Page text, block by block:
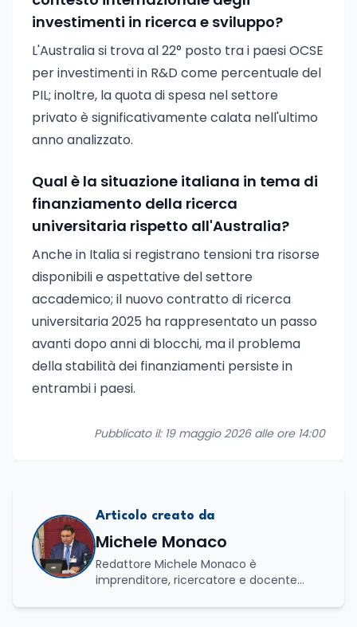
investimenti in ricerca e sviluppo?
L'Australia si trova al 22° posto tra i paesi OCSE
per investimenti in R&D come percentuale del
PIL; inoltre, la quota di spesa nel settore
privato è significativamente calata nell'ultimo
anno analizzato.
Qual è la situazione italiana in tema di
finanziamento della ricerca
universitaria rispetto all'Australia?
Anche in Italia si registrano tensioni tra risorse
disponibili e aspettative del settore
accademico; il nuovo contratto di ricerca
universitaria 2025 ha rappresentato un passo
avanti dopo anni di blocchi, ma il problema
della stabilità dei finanziamenti persiste in
entrambi i paesi.
Pubblicato il: 19 maggio 2026 alle ore 14:00
Articolo creato da
Michele Monaco
Redattore Michele Monaco è
imprenditore, ricercatore e docente
esperienza nell'innovazione digitale, nella